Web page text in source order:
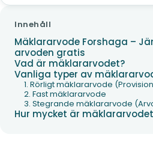
Innehåll
Mäklararvode Forshaga –
arvoden gratis
Vad är mäklararvodet?
Vanliga typer av
1. Rörligt mäklararvode
2. Fast mäklararvode
3. Stegrande mäklararvode
Hur mycket är